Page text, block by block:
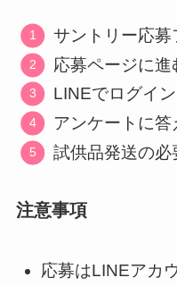
サントリー応募
応募ページに進
LINEでログイ
アンケートに答
試供品発送の必
注意事項
応募はLINEアカ